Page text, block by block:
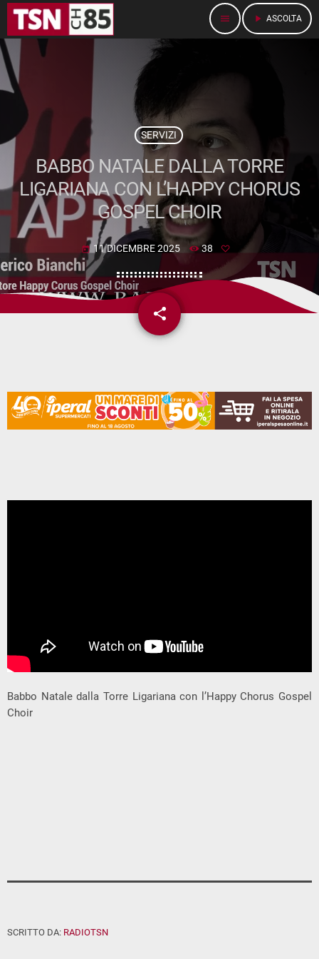
menu play_arrow ASCOLTA
SERVIZI
BABBO NATALE DALLA TORRE
LIGARIANA CON L’HAPPY CHORUS
GOSPEL CHOIR
today 11 DICEMBRE 2025 38
share
email
Babbo Natale dalla Torre Ligariana con l’Happy Chorus Gospel
Choir
SCRITTO DA: RADIOTSN